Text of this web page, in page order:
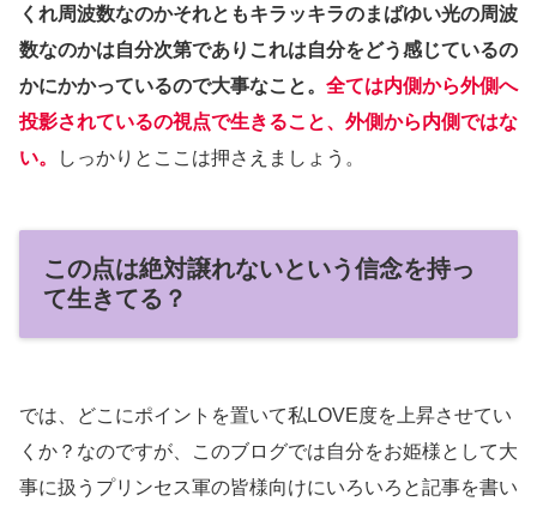
くれ周波数なのかそれともキラッキラのまばゆい光の周波
数なのかは自分次第でありこれは自分をどう感じているの
かにかかっているので大事なこと。 全ては内側から外側へ
投影されているの視点で生きること、外側から内側ではな
い。
しっかりとここは押さえましょう。
この点は絶対譲れないという信念を持っ
て生きてる？
では、どこにポイントを置いて私LOVE度を上昇させてい
くか？なのですが、このブログでは自分をお姫様として大
事に扱うプリンセス軍の皆様向けにいろいろと記事を書い